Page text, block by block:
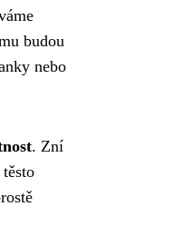
budou
nebo
. Zní